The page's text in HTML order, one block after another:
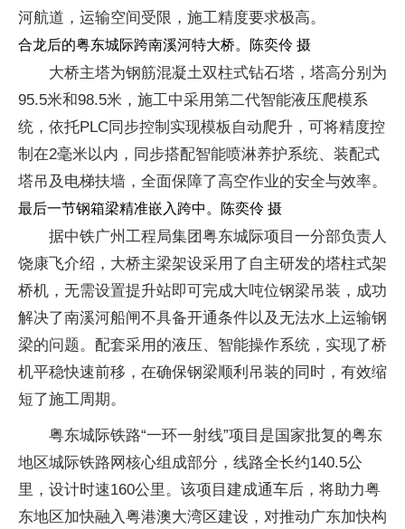
河航道，运输空间受限，施工精度要求极高。
合龙后的粤东城际跨南溪河特大桥。陈奕伶 摄
大桥主塔为钢筋混凝土双柱式钻石塔，塔高分别为
95.5米和98.5米，施工中采用第二代智能液压爬模系
统，依托PLC同步控制实现模板自动爬升，可将精度控
制在2毫米以内，同步搭配智能喷淋养护系统、装配式
塔吊及电梯扶墙，全面保障了高空作业的安全与效率。
最后一节钢箱梁精准嵌入跨中。陈奕伶 摄
据中铁广州工程局集团粤东城际项目一分部负责人
饶康飞介绍，大桥主梁架设采用了自主研发的塔柱式架
桥机，无需设置提升站即可完成大吨位钢梁吊装，成功
解决了南溪河船闸不具备开通条件以及无法水上运输钢
梁的问题。配套采用的液压、智能操作系统，实现了桥
机平稳快速前移，在确保钢梁顺利吊装的同时，有效缩
短了施工周期。
粤东城际铁路“一环一射线”项目是国家批复的粤东
地区城际铁路网核心组成部分，线路全长约140.5公
里，设计时速160公里。该项目建成通车后，将助力粤
东地区加快融入粤港澳大湾区建设，对推动广东加快构